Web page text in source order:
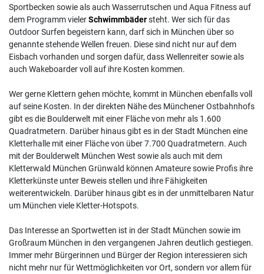
Sportbecken sowie als auch Wasserrutschen und Aqua Fitness auf
dem Programm vielerSchwimmbädersteht. Wer sich für das
Outdoor Surfen begeistern kann, darf sich in München über so
genannte stehende Wellen freuen. Diese sind nicht nur auf dem
Eisbach vorhanden und sorgen dafür, dass Wellenreiter sowie als
auch Wakeboarder voll auf ihre Kosten kommen.
Wer gerne Klettern gehen möchte, kommt in München ebenfalls voll
auf seine Kosten. In der direkten Nähe des Münchener Ostbahnhofs
gibt es die Boulderwelt mit einer Fläche von mehr als 1.600
Quadratmetern. Darüber hinaus gibt es in der Stadt München eine
Kletterhalle mit einer Fläche von über 7.700 Quadratmetern. Auch
mit der Boulderwelt München West sowie als auch mit dem
Kletterwald München Grünwald können Amateure sowie Profis ihre
Kletterkünste unter Beweis stellen und ihre Fähigkeiten
weiterentwickeln. Darüber hinaus gibt es in der unmittelbaren Natur
um München viele Kletter-Hotspots.
Das Interesse an Sportwetten ist in der Stadt München sowie im
Großraum München in den vergangenen Jahren deutlich gestiegen.
Immer mehr Bürgerinnen und Bürger der Region interessieren sich
nicht mehr nur für Wettmöglichkeiten vor Ort, sondern vor allem für